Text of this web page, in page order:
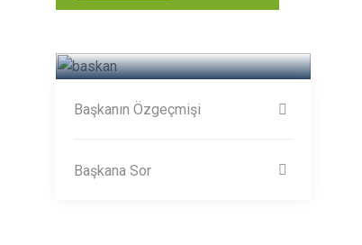
Başkanın Özgeçmişi
Başkana Sor